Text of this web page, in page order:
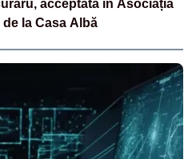
acceptată în Asociația
la Casa Albă